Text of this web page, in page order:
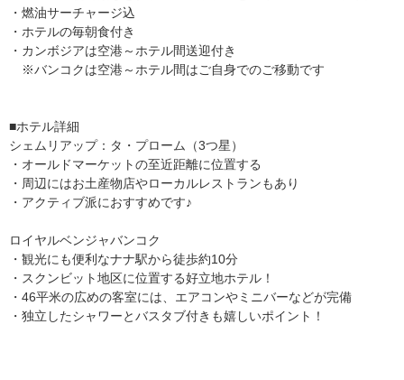
・燃油サーチャージ込
・ホテルの毎朝食付き
・カンボジアは空港～ホテル間送迎付き
※バンコクは空港～ホテル間はご自身でのご移動です
■ホテル詳細
シェムリアップ：タ・プローム（3つ星）
・オールドマーケットの至近距離に位置する
・周辺にはお土産物店やローカルレストランもあり
・アクティブ派におすすめです♪
ロイヤルベンジャバンコク
・観光にも便利なナナ駅から徒歩約10分
・スクンビット地区に位置する好立地ホテル！
・46平米の広めの客室には、エアコンやミニバーなどが完備
・独立したシャワーとバスタブ付きも嬉しいポイント！